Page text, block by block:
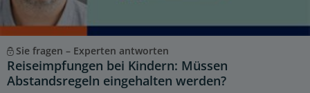
Sie fragen – Experten antworten
Reiseimpfungen bei Kindern: Müssen
Abstandsregeln eingehalten werden?